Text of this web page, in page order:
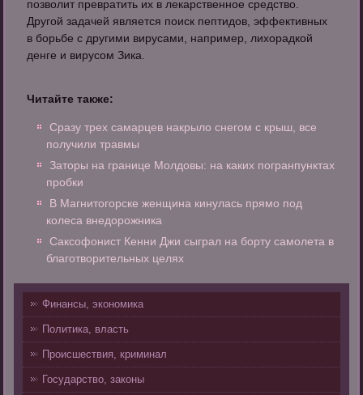
позволит превратить их в лекарственное средство.
Другой задачей является поиск пептидов, эффективных
в борьбе с другими вирусами, например, лихорадкой
денге и вирусом Зика.
Читайте также:
Сразу трех самарцев накрыло снегом с крыш, все
получили травмы
Заторы на границе Молдовы: на каких погранпунктах
пробки
В Магнитогорске женщина кинулась прямо под
колеса внедорожника
Саксофонист Кенни Джи сыграл на борту самолета в
благотворительных целях
Финансы, экономика
Политика, власть
Происшествия, криминал
Государство, законы